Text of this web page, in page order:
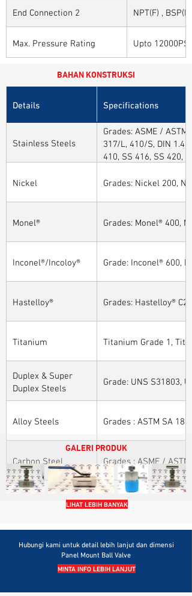
End Connection 2 NPT(F) ,
Max. Pressure Rating Upto 12000PSI
BAHAN KONSTRUKSI
Details Specifications
Stainless Steels
Grades: ASME /
317/L, 410/S, DIN
410, SS 416, SS 420,
Nickel
Grades: Nickel 200,
Monel® Grades: Monel® 400,
Inconel®/Incoloy® Grade: Inconel® 600,
Hastelloy® Grades: Hastelloy®
Titanium Titanium Grade 1,
Duplex & Super
Duplex Steels
Grade: UNS S31803,
Alloy Steels Grades : ASTM SA
Carbon Steel Grades : ASME /
GALERI PRODUK
LIHAT LEBIH BANYAK
Hubungi kami untuk detail lebih lanjut dan dimensi
Panel Mount Ball Valve
MINTA INFO LEBIH LANJUT